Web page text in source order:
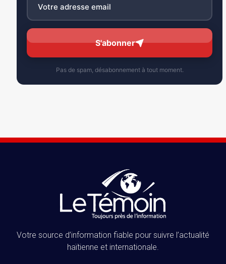
S'abonner
Pas de spam, désabonnement à tout moment.
Votre source d’information fiable pour suivre l’actualité
haïtienne et internationale.